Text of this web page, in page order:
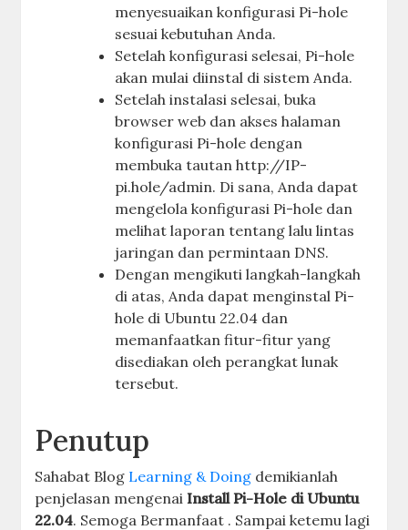
menyesuaikan konfigurasi Pi-hole
sesuai kebutuhan Anda.
Setelah konfigurasi selesai, Pi-hole
akan mulai diinstal di sistem Anda.
Setelah instalasi selesai, buka
browser web dan akses halaman
konfigurasi Pi-hole dengan
membuka tautan http://IP-
pi.hole/admin. Di sana, Anda dapat
mengelola konfigurasi Pi-hole dan
melihat laporan tentang lalu lintas
jaringan dan permintaan DNS.
Dengan mengikuti langkah-langkah
di atas, Anda dapat menginstal Pi-
hole di Ubuntu 22.04 dan
memanfaatkan fitur-fitur yang
disediakan oleh perangkat lunak
tersebut.
Penutup
Sahabat Blog Learning & Doing demikianlah
penjelasan mengenaiInstall Pi-Hole di Ubuntu
22.04. Semoga Bermanfaat . Sampai ketemu lagi